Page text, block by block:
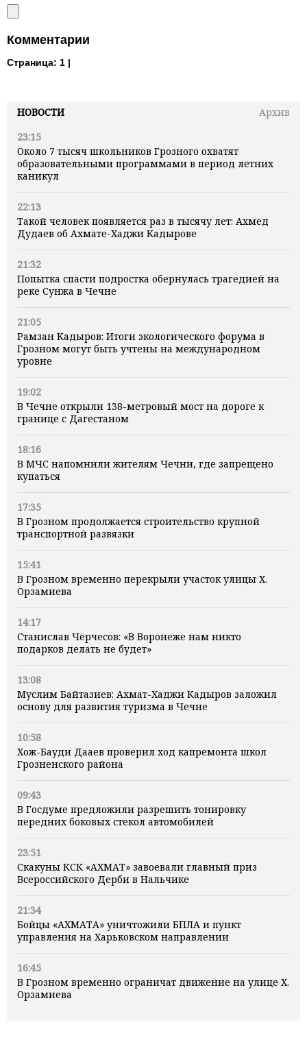
НОВОСТИ
Архив
23:15
Около 7 тысяч школьников Грозного охватят
образовательными программами в период летних
каникул
22:13
Такой человек появляется раз в тысячу лет: Ахмед
Дудаев об Ахмате-Хаджи Кадырове
21:32
Попытка спасти подростка обернулась трагедией на
реке Сунжа в Чечне
21:05
Рамзан Кадыров: Итоги экологического форума в
Грозном могут быть учтены на международном
уровне
19:02
В Чечне открыли 138-метровый мост на дороге к
границе с Дагестаном
18:16
В МЧС напомнили жителям Чечни, где запрещено
купаться
17:35
В Грозном продолжается строительство крупной
транспортной развязки
15:41
В Грозном временно перекрыли участок улицы Х.
Орзамиева
14:17
Станислав Черчесов: «В Воронеже нам никто
подарков делать не будет»
13:08
Муслим Байтазиев: Ахмат-Хаджи Кадыров заложил
основу для развития туризма в Чечне
10:58
Хож-Бауди Дааев проверил ход капремонта школ
Грозненского района
09:43
В Госдуме предложили разрешить тонировку
передних боковых стекол автомобилей
23:51
Скакуны КСК «АХМАТ» завоевали главный приз
Всероссийского Дерби в Нальчике
21:34
Бойцы «АХМАТА» уничтожили БПЛА и пункт
управления на Харьковском направлении
16:45
В Грозном временно ограничат движение на улице Х.
Орзамиева
Комментарии
Страница: 1 |